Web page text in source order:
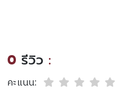
0 รีวิว :
คะแนน: